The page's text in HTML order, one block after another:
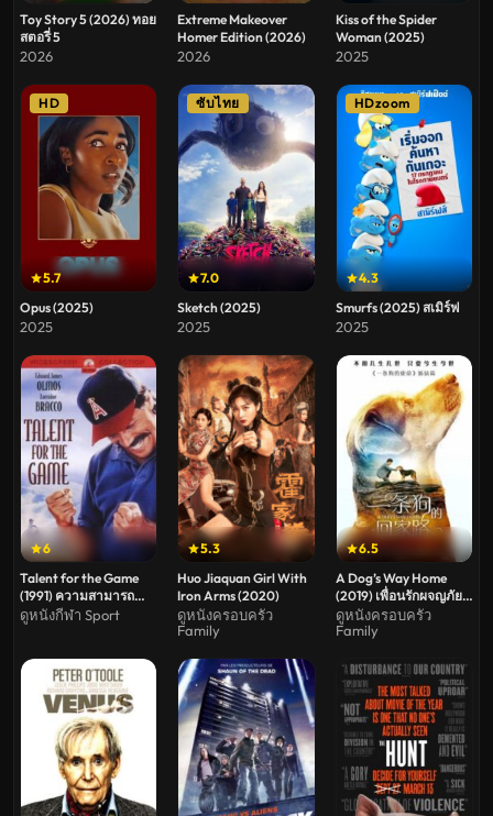
Toy Story 5 (2026) ทอย
สตอรี่ 5
2026
Extreme Makeover
Homer Edition (2026)
2026
Kiss of the Spider
Woman (2025)
2025
5.7
HD
Opus (2025)
2025
7.0
ซับไทย
Sketch (2025)
2025
4.3
HDzoom
Smurfs (2025) สเมิร์ฟ
2025
6
Talent for the Game
(1991) ความสามารถ
พิเศษสำหรับเกม
ดูหนังกีฬา Sport
5.3
Huo Jiaquan Girl With
Iron Arms (2020)
ดูหนังครอบครัว
Family
6.5
A Dog’s Way Home
(2019) เพื่อนรักผจญภัยสี่
ร้อยไมล์
ดูหนังครอบครัว
Family